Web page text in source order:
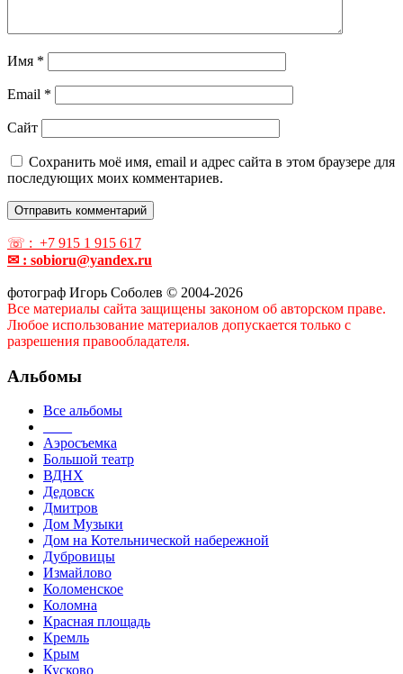
Имя *
Email *
Сайт
Сохранить моё имя, email и адрес сайта в этом браузере для
последующих моих комментариев.
☏ : +7 915 1 915 617
✉ : sobioru@yandex.ru
фотограф Игорь Соболев © 2004-2026
Все материалы сайта защищены законом об авторском праве.
Любое использование материалов допускается только с
разрешения правообладателя.
Альбомы
Все альбомы
Аэросъемка
Большой театр
ВДНХ
Дедовск
Дмитров
Дом Музыки
Дом на Котельнической набережной
Дубровицы
Измайлово
Коломенское
Коломна
Красная площадь
Кремль
Крым
Кусково